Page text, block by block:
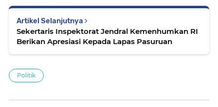
Artikel Selanjutnya
Sekertaris Inspektorat Jendral Kemenhumkan RI
Berikan Apresiasi Kepada Lapas Pasuruan
Politik